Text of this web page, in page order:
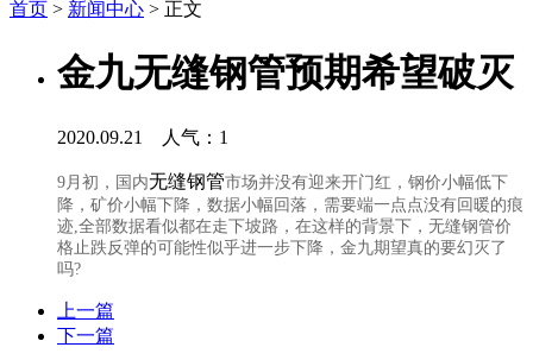
首页 > 新闻中心 > 正文
金九无缝钢管预期希望破灭
2020.09.21 人气： 1
9月初，国内无缝钢管市场并没有迎来开门红，钢价小幅低下
降，矿价小幅下降，数据小幅回落，需要端一点点没有回暖的痕
迹,全部数据看似都在走下坡路，在这样的背景下， 无缝钢管价
格 止跌反弹的可能性似乎进一步下降，金九期望真的要幻灭了
吗?
上一篇
下一篇